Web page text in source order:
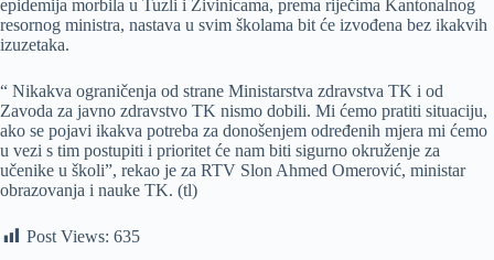
epidemija morbila u Tuzli i Živinicama, prema riječima Kantonalnog
resornog ministra, nastava u svim školama bit će izvođena bez ikakvih
izuzetaka.
“ Nikakva ograničenja od strane Ministarstva zdravstva TK i od
Zavoda za javno zdravstvo TK nismo dobili. Mi ćemo pratiti situaciju,
ako se pojavi ikakva potreba za donošenjem određenih mjera mi ćemo
u vezi s tim postupiti i prioritet će nam biti sigurno okruženje za
učenike u školi”, rekao je za RTV Slon Ahmed Omerović, ministar
obrazovanja i nauke TK. (tl)
Post Views: 635